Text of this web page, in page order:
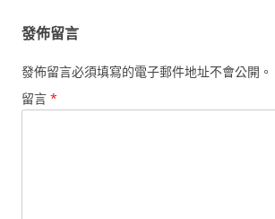
發佈留言
發佈留言必須填寫的電子郵件地址不會公開。
留言 *